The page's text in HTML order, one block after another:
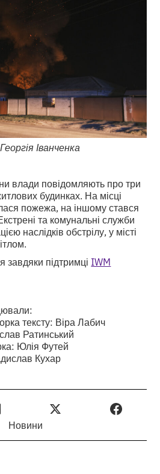
Іванченка
влади повідомляють про три
будинках. На місці
пожежа, на іншому стався
та комунальні служби
наслідків обстрілу, у місті
завдяки підтримці IWM
тексту: Віра Лабич
Ратинський
Юлія Футей
Кухар
Новини